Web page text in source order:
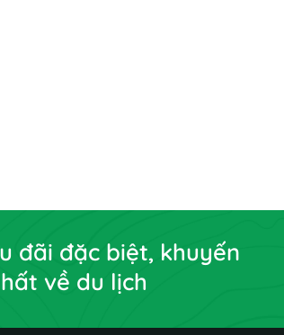
đãi đặc biệt, khuyến
về du lịch